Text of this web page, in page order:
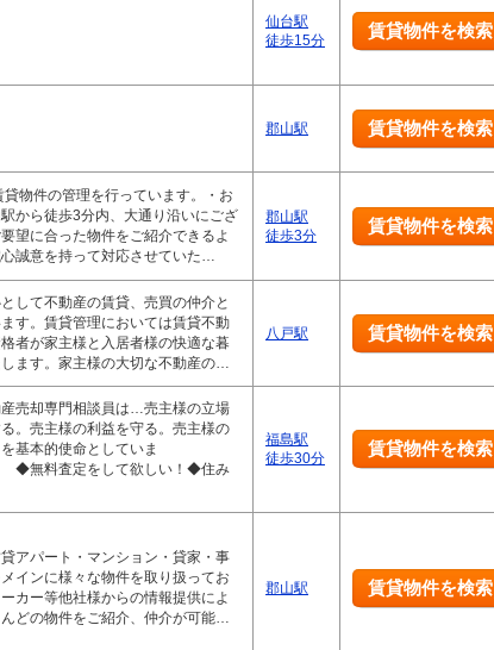
仙台駅
徒歩15分
賃貸物件を検索
郡山駅 賃貸物件を検索
貸物件の管理を行っています。・お
から徒歩3分内、大通り沿いにござ
望に合った物件をご紹介できるよ
誠意を持って対応させていた…
郡山駅
徒歩3分
賃貸物件を検索
して不動産の賃貸、売買の仲介と
す。賃貸管理においては賃貸不動
者が家主様と入居者様の快適な暮
ます。家主様の大切な不動産の…
八戸駅 賃貸物件を検索
売却専門相談員は…売主様の立場
。売主様の利益を守る。売主様の
基本的使命としていま
をして欲しい！◆住み
福島駅
徒歩30分
賃貸物件を検索
アパート・マンション・貸家・事
インに様々な物件を取り扱ってお
カー等他社様からの情報提供によ
どの物件をご紹介、仲介が可能…
郡山駅 賃貸物件を検索